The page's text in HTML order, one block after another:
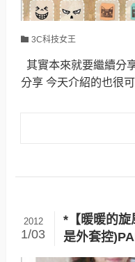
3C科技女王
其實本來就要繼續分
分享 今天介紹的也很
*【暖暖的旋
是外套控
2012
1/03